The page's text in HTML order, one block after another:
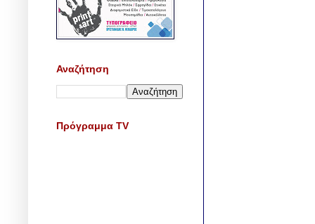
Αναζήτηση
Πρόγραμμα TV